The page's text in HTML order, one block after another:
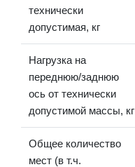
технически
допустимая, кг
Нагрузка на
переднюю/заднюю
ось от технически
допустимой массы, кг
Общее количество
мест (в т.ч.